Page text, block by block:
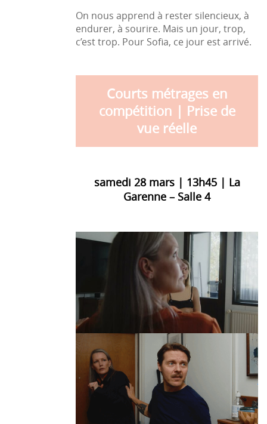
On nous apprend à rester silencieux, à
endurer, à sourire. Mais un jour, trop,
c’est trop. Pour Sofia, ce jour est arrivé.
Courts métrages en
compétition | Prise de
vue réelle
samedi 28 mars | 13h45 | La
Garenne – Salle 4